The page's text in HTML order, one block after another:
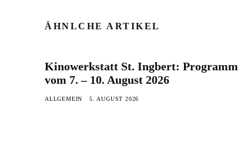
ÄHNLCHE ARTIKEL
Kinowerkstatt St. Ingbert: Programm
vom 7. – 10. August 2026
ALLGEMEIN 5. AUGUST 2026